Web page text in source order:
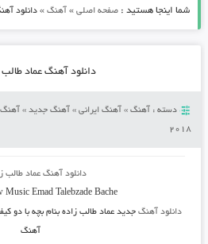
شما اینجا هستید : صفحه اصلی» آهنگ» دانلود
دانلود آهنگ عماد طالب
دسته : آهنگ» آهنگ ایرانی» آهنگ جدید»
2018
دانلود آهنگ عماد طالب
MusicEmad TalebzadeBache
دانلود آهنگ جدید عماد طالب زاده بنام بچه
آهنگ